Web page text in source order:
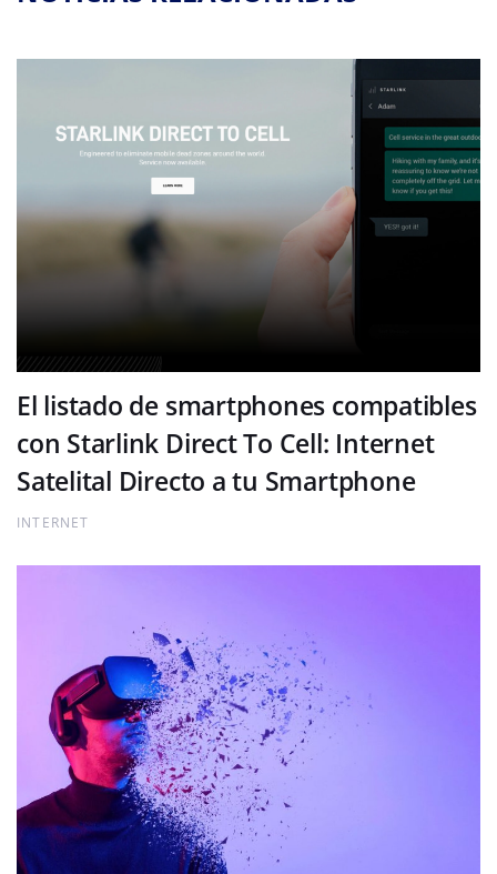
El listado de smartphones compatibles
con Starlink Direct To Cell: Internet
Satelital Directo a tu Smartphone
INTERNET